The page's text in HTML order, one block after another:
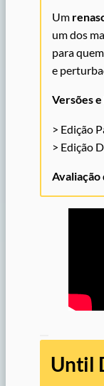
Um
um dos
para
e
Versões
> Edição
> Edição
Avaliação
Until